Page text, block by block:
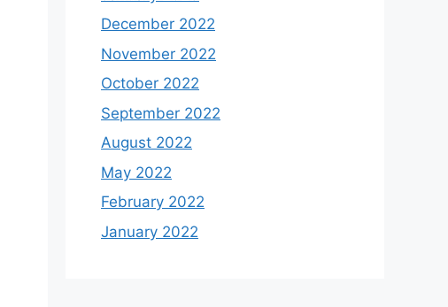
December 2022
November 2022
October 2022
September 2022
August 2022
May 2022
February 2022
January 2022